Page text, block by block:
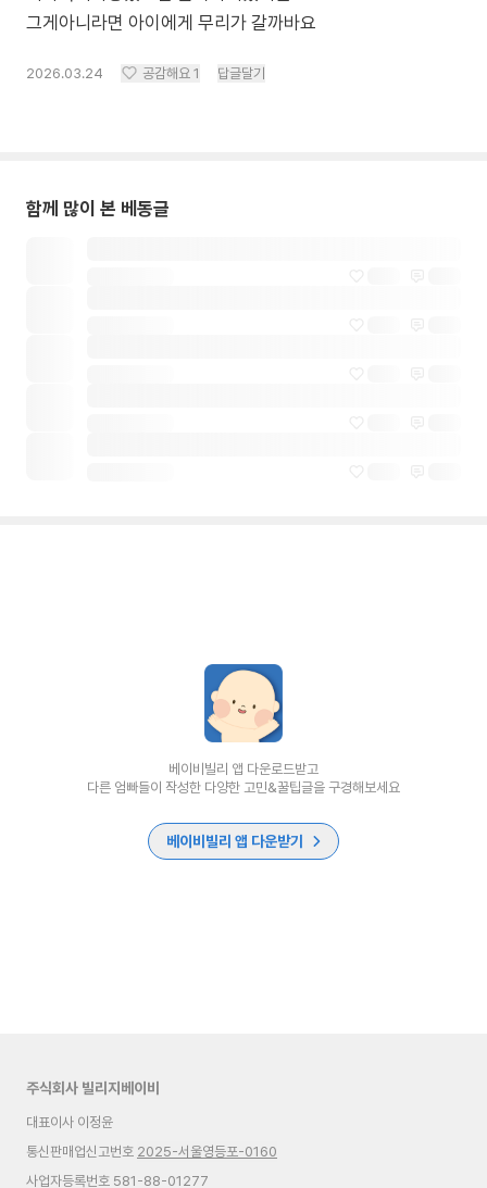
그게아니라면 아이에게 무리가 갈까바요
2026.03.24 공감해요 1 답글달기
함께 많이 본 베동글
베이비빌리 앱 다운로드받고
다른 엄빠들이 작성한 다양한 고민&꿀팁글을 구경해보세요
베이비빌리 앱 다운받기
주식회사 빌리지베이비
대표이사 이정윤
통신판매업신고번호 2025-서울영등포-0160
사업자등록번호 581-88-01277